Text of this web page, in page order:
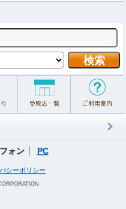
ォン PC
シーポリシー